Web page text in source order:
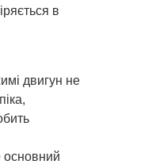
в
двигун не